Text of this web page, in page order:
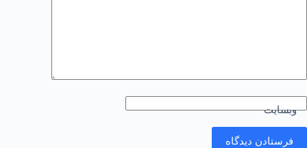
وبسایت
فرستادن دیدگاه